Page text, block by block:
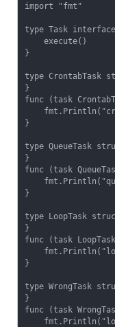
import "fmt"
type Task
}
type CrontabTask
}
func (task
}
type QueueTask
}
func (task
}
type LoopTask
}
func (task
}
type WrongTask
}
func (task